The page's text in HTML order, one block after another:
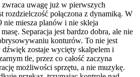
zwraca uwagę już w pierwszych
rozdzielczość połączona z dynamiką. W
nie miesza planów i nie skleja
Separacja jest bardzo dobra, ale nie
konturów. To nie jest
zostaje wycięty skalpelem i
tle, przez co całość zaczyna
możliwości sprzętu, a nie muzykę.